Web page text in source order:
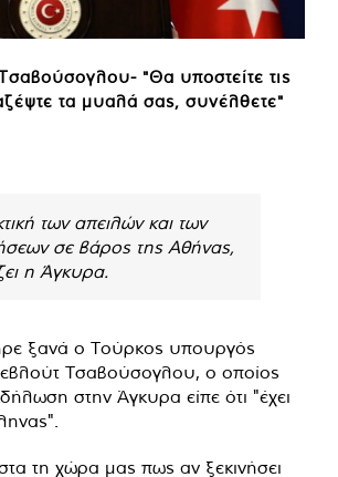
"Θα υποστείτε τις
τα μυαλά σας, συνέλθετε"
των απειλών και των
σε βάρος της Αθήνας,
η Άγκυρα.
ξανά ο Τούρκος υπουργός
Τσαβούσογλου, ο οποίος
στην Άγκυρα είπε ότι "έχει
τη χώρα μας πως αν ξεκινήσει